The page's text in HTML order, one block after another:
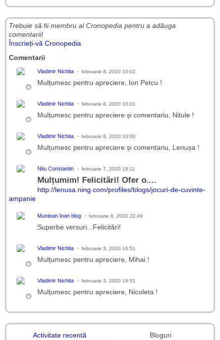
Trebuie să fii membru al Cronopedia ​​pentru a adăuga
comentarii!
Înscrieți-vă Cronopedia
Comentarii
Vladimir Nichita februarie 8, 2020 10:02
Mulțumesc pentru apreciere, Ion Petcu !
Vladimir Nichita februarie 8, 2020 10:01
Mulțumesc pentru apreciere și comentariu, Nitule !
Vladimir Nichita februarie 8, 2020 10:00
Mulțumesc pentru apreciere și comentariu, Lenușa !
Nitu Constantin februarie 7, 2020 18:11
Mulțumim! Felicitări! Ofer o....
http://lenusa.ning.com/profiles/blogs/jocuri-de-cuvinte-
ampanie
Muntean Ioan blog februarie 6, 2020 22:49
Superbe versuri...Felicitări!
Vladimir Nichita februarie 3, 2020 16:51
Mulțumesc pentru apreciere, Mihai !
Vladimir Nichita februarie 3, 2020 16:51
Mulțumesc pentru apreciere, Nicoleta !
Activitate recentă Bloguri